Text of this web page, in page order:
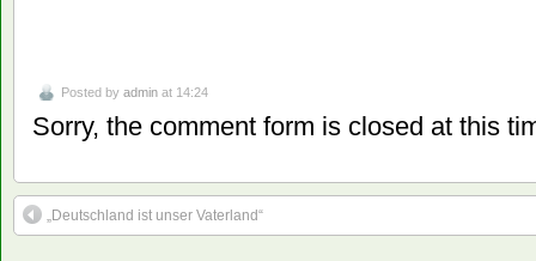
Posted by admin at 14:24
Sorry, the comment form is closed at this
„Deutschland ist unser Vaterland“